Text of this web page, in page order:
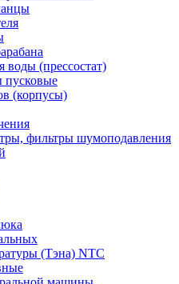
воды (прессостат)
пусковые
(корпусы)
фильтры шумоподавления
(Тэна) NTC